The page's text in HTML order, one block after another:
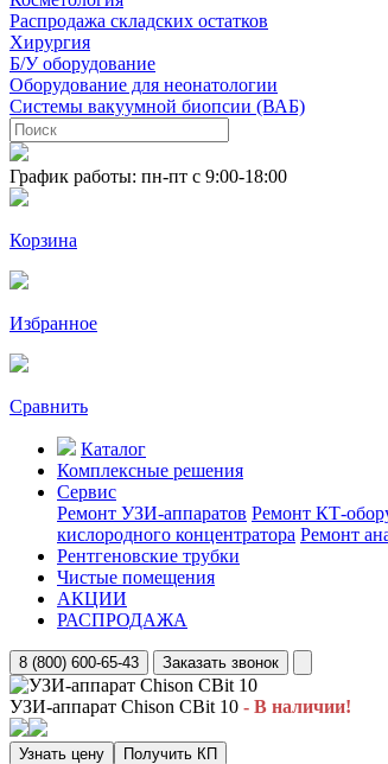
Распродажа складских остатков
Хирургия
Б/У оборудование
Оборудование для неонатологии
Системы вакуумной биопсии (ВАБ)
График работы: пн-пт с 9:00-18:00
Корзина
Избранное
Сравнить
Каталог
Комплексные решения
Сервис
Ремонт УЗИ-аппаратов Ремонт КТ-
кислородного концентратора Ремонт
Рентгеновские трубки
Чистые помещения
АКЦИИ
РАСПРОДАЖА
8 (800) 600-65-43 Заказать звонок
УЗИ-аппарат Chison CBit 10 - В наличии!
Узнать цену Получить КП